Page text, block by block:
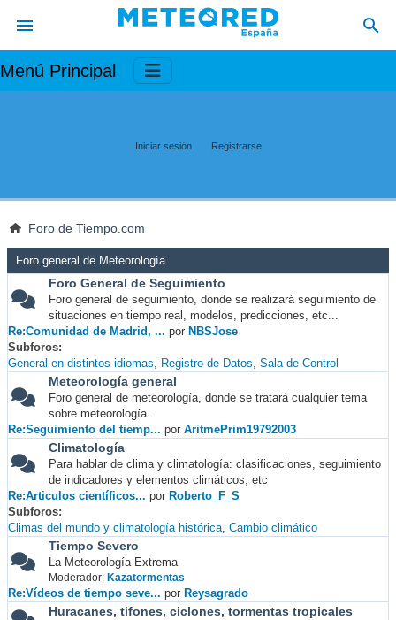
Menú Principal
Iniciar sesión Registrarse
Foro de Tiempo.com
Foro general de Meteorología
Foro General de Seguimiento
Foro general de seguimiento, donde se realizará seguimiento de
situaciones en tiempo real, modelos, predicciones, etc...
Re:Comunidad de Madrid, ... por NBSJose
Subforos
General en distintos idiomas
Registro de Datos Sala de Control
Meteorología general
Foro general de meteorología, donde se tratará cualquier tema
sobre meteorología.
Re:Seguimiento del tiemp... por AritmePrim19792003
Climatología
Para hablar de clima y climatología: clasificaciones, seguimiento
de indicadores y elementos climáticos, etc
Re:Articulos científicos... por Roberto_F_S
Subforos
Climas del mundo y climatología histórica Cambio climático
Tiempo Severo
La Meteorología Extrema
Moderador: Kazatormentas
Re:Vídeos de tiempo seve... por Reysagrado
Huracanes, tifones, ciclones, tormentas tropicales